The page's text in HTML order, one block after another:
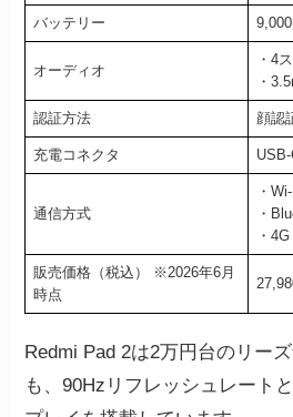
バッテリー
オーディオ
・4
・
認証方法 顔認
充電コネクタ USB-
通信方式
・
・
・
販売価格（税込） ※2026年6月
時点
Redmi Pad 2は2万円台のリー
も、90Hzリフレッシュレート